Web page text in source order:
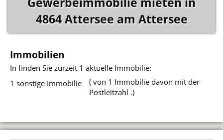
4864 Attersee am Attersee
Immobilien
Infinden Sie zurzeit 1 aktuelle Immobilie:
1 sonstige Immobilie
( von 1 Immobilie davon mit der
Postleitzahl .)